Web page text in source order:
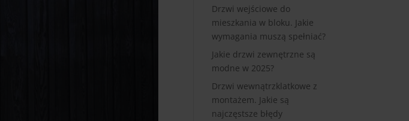
Drzwi wejściowe do
mieszkania w bloku. Jakie
wymagania muszą spełniać?
Jakie drzwi zewnętrzne są
modne w 2025?
Drzwi wewnątrzklatkowe z
montażem. Jakie są
najczęstsze błędy